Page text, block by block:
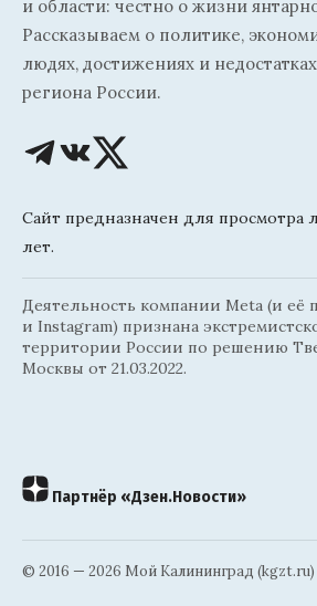
и области: честно о жизни
Рассказываем о политике,
людях, достижениях и
региона России.
Сайт предназначен для просмотра
лет.
Деятельность компании Meta (и её
и Instagram) признана
территории России по решению
Москвы от 21.03.2022.
Партнёр «Дзен.Новости»
© 2016 — 2026 Мой Калининград (kgzt.ru)